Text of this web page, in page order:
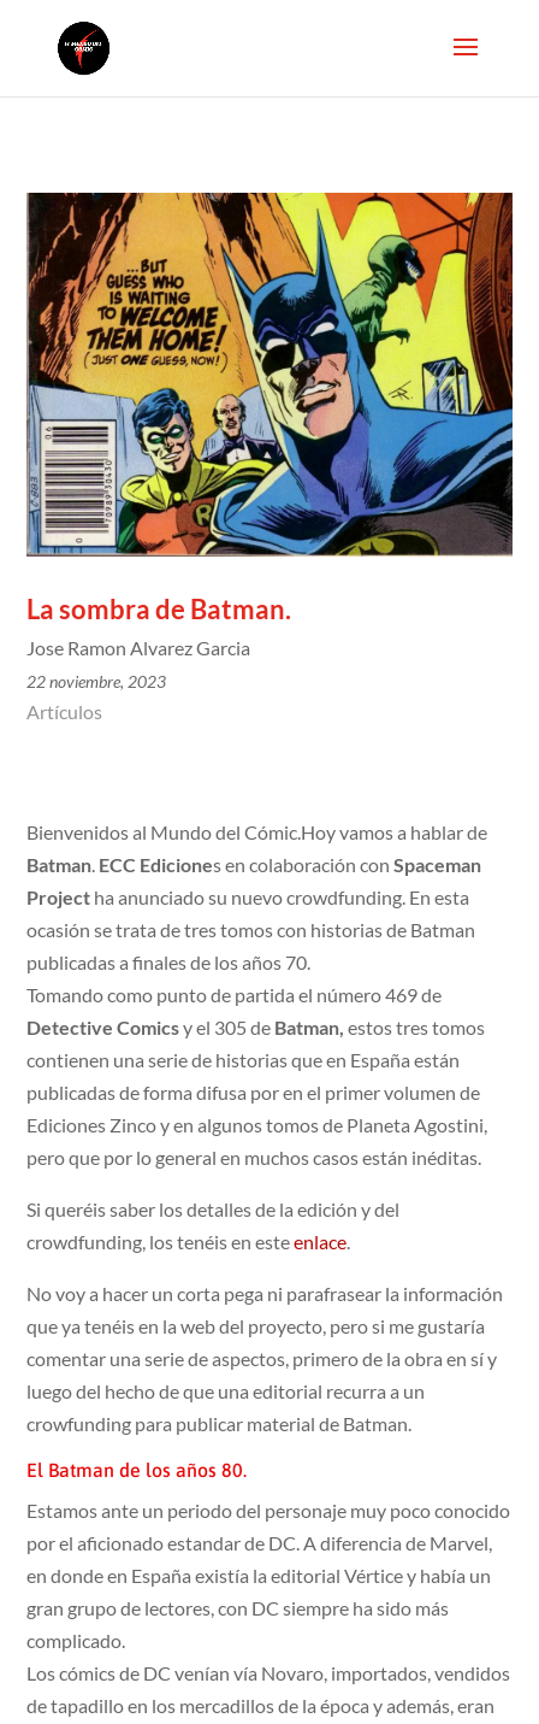
La sombra de Batman.
Jose Ramon Alvarez Garcia
22 noviembre, 2023
Artículos
Bienvenidos al Mundo del Cómic.Hoy vamos a hablar de
Batman. ECC Ediciones en colaboración conSpaceman
Project ha anunciado su nuevo crowdfunding. En esta
ocasión se trata de tres tomos con historias de Batman
publicadas a finales de los años 70.
Tomando como punto de partida el número 469 de
Detective Comicsy el 305 de Batman, estos tres tomos
contienen una serie de historias que en España están
publicadas de forma difusa por en el primer volumen de
Ediciones Zinco y en algunos tomos de Planeta Agostini,
pero que por lo general en muchos casos están inéditas.
Si queréis saber los detalles de la edición y del
crowdfunding, los tenéis en esteenlace.
No voy a hacer un corta pega ni parafrasear la información
que ya tenéis en la web del proyecto, pero si me gustaría
comentar una serie de aspectos, primero de la obra en sí y
luego del hecho de que una editorial recurra a un
crowfunding para publicar material de Batman.
El Batman de los años 80.
Estamos ante un periodo del personaje muy poco conocido
por el aficionado estandar de DC. A diferencia de Marvel,
en donde en España existía la editorial Vértice y había un
gran grupo de lectores, con DC siempre ha sido más
complicado.
Los cómics de DC venían vía Novaro, importados, vendidos
de tapadillo en los mercadillos de la época y además, eran